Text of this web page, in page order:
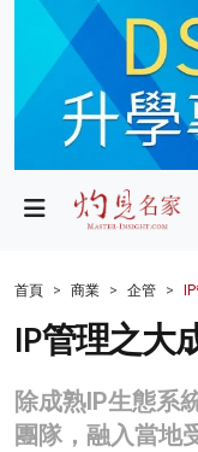
政局
財經
生活
商業
首頁 商業 企管
IP管理之大
除成熟IP生態系
團隊，融入當地